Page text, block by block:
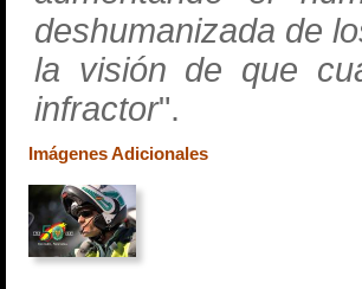
deshumanizada de
la visión de que
infractor".
Imágenes Adicionales